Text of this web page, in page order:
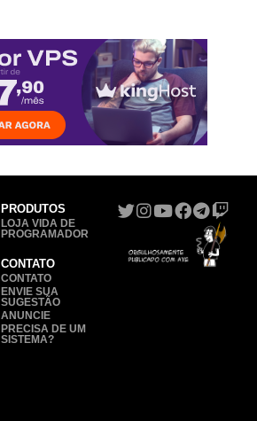
PRODUTOS
LOJA VIDA DE
PROGRAMADOR
CONTATO
CONTATO
ENVIE SUA
SUGESTÃO
ANUNCIE
PRECISA DE UM
SISTEMA?